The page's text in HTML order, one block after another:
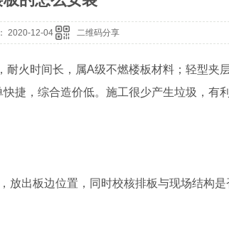
2020-12-04 二维码分享
耐火时间长，属A级不燃楼板材料；轻型夹
捷，综合造价低。施工很少产生垃圾，有
出板边位置，同时校核排板与现场结构是